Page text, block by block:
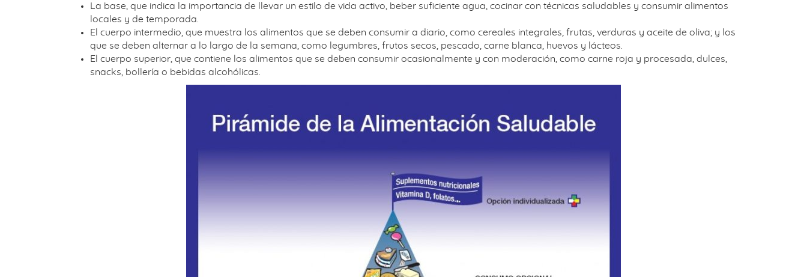
La base, que indica la importancia de llevar un estilo de vida activo, beber suficiente agua, cocinar con técnicas saludables y consumir alimentos
locales y de temporada.
El cuerpo intermedio, que muestra los alimentos que se deben consumir a diario, como cereales integrales, frutas, verduras y aceite de oliva; y los
que se deben alternar a lo largo de la semana, como legumbres, frutos secos, pescado, carne blanca, huevos y lácteos.
El cuerpo superior, que contiene los alimentos que se deben consumir ocasionalmente y con moderación, como carne roja y procesada, dulces,
snacks, bollería o bebidas alcohólicas.